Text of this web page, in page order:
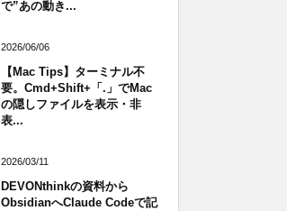
で”あの動き...
2026/06/06
【Mac Tips】ターミナル不
要。Cmd+Shift+「.」でMac
の隠しファイルを表示・非
表...
2026/03/11
DEVONthinkの資料から
ObsidianへClaude Codeで記